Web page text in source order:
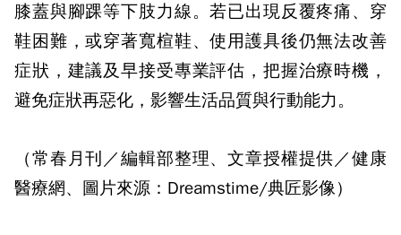
膝蓋與腳踝等下肢力線。若已出現反覆疼痛、穿
鞋困難，或穿著寬楦鞋、使用護具後仍無法改善
症狀，建議及早接受專業評估，把握治療時機，
避免症狀再惡化，影響生活品質與行動能力。
（常春月刊／編輯部整理、文章授權提供／健康
醫療網、圖片來源：Dreamstime/典匠影像）